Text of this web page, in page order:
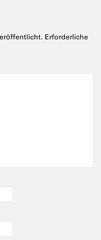
Erforderliche